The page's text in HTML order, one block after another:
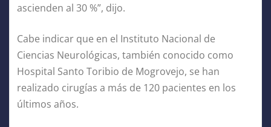
ascienden al 30 %”, dijo.
Cabe indicar que en el Instituto Nacional de
Ciencias Neurológicas, también conocido como
Hospital Santo Toribio de Mogrovejo, se han
realizado cirugías a más de 120 pacientes en los
últimos años.